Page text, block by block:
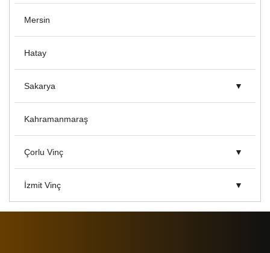
Mersin
Hatay
Sakarya
Kahramanmaraş
Çorlu Vinç
İzmit Vinç